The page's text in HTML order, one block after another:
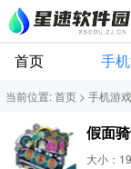
首页 手
当前位置:首页 > 手机游戏
假面
大小：